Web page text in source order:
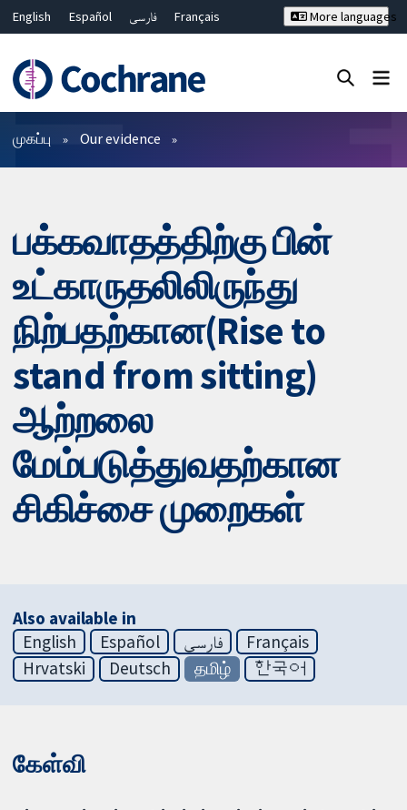
English Español فارسی
Français
Bahasa Malaysia
ไทย
繁體中文
简体中文
More languages
வடிகட்டிகள்
முகப்பு Our evidence
பக்கவாதத்திற்கு பின்
உட்காருதலிலிருந்து
நிற்பதற்கான(Rise to
stand from sitting)
ஆற்றலை
மேம்படுத்துவதற்கான
சிகிச்சை முறைகள்
Also available in
English
Español فارسی
Français
Hrvatski
Deutsch தமிழ் 한국어
கேள்வி